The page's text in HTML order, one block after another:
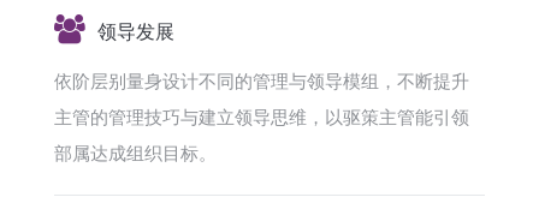
领导发展
依阶层别量身设计不同的管理与领导模组，不断提升
主管的管理技巧与建立领导思维，以驱策主管能引领
部属达成组织目标。